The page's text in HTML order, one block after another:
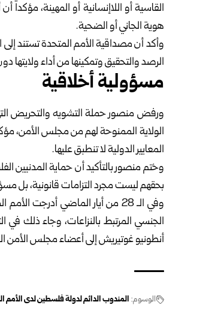
القاسية أو اللاإنسانية أو المهينة،
هوية الجاني أو الضحية.
وأكد أن مصداقية الأمم المتحدة تستند إلى
الرصد والتحقيق وتمكينها من أداء
مسؤولية أخلاقية
ورفض منصور حملة التشويه والتحريض
الولاية الممنوحة لهم من مجلس الأمن،
المعايير الدولية لا تنطبق عليها.
وختم منصور بالتأكيد أن حماية المدنيين
بحقهم ليست مجرد التزامات قانونية، بل
وفي الـ 28 من أيار الماضي
الجنسي المرتبط بالنزاعات، وجاء ذلك في
أنطونيو غوتيريش إلى أعضاء مجلس الأمن
الوسوم:المندوب الدائم لدولة فلسطين لدى الأمم